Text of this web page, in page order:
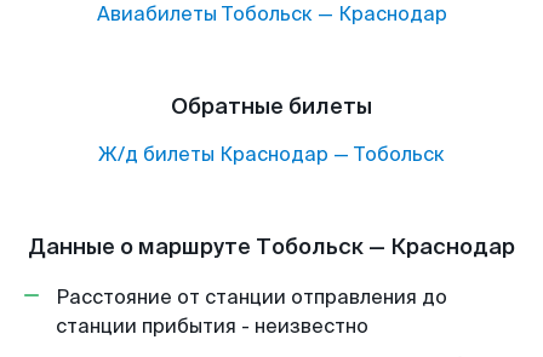
Авиабилеты Тобольск— Краснодар
Обратные билеты
Ж/д билеты Краснодар — Тобольск
Данные о маршруте Тобольск — Краснодар
Расстояние от станции отправления до
станции прибытия - неизвестно